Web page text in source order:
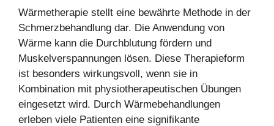
Wärmetherapie stellt eine bewährte Methode in der
Schmerzbehandlung dar. Die Anwendung von
Wärme kann die Durchblutung fördern und
Muskelverspannungen lösen. Diese Therapieform
ist besonders wirkungsvoll, wenn sie in
Kombination mit physiotherapeutischen Übungen
eingesetzt wird. Durch Wärmebehandlungen
erleben viele Patienten eine signifikante